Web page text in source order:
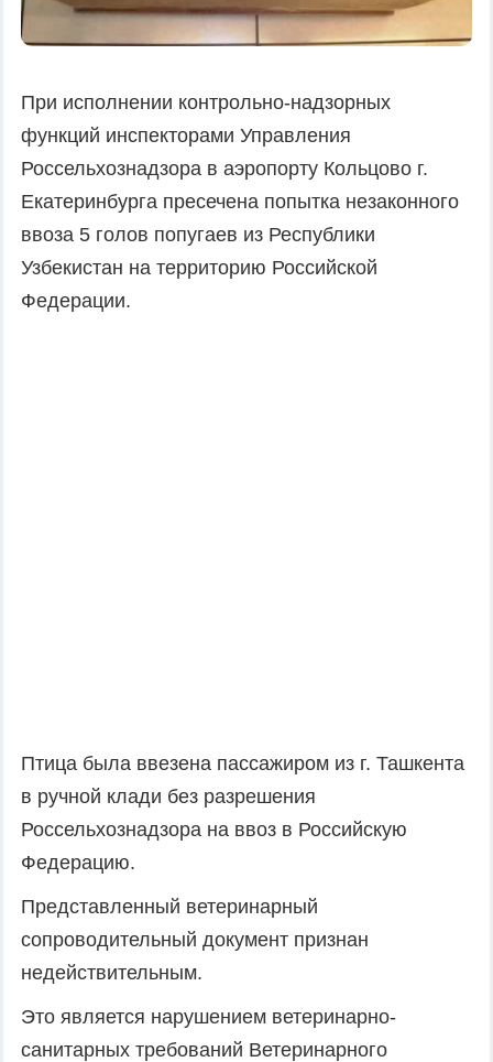
При исполнении контрольно-надзорных
функций инспекторами Управления
Россельхознадзора в аэропорту Кольцово г.
Екатеринбурга пресечена попытка незаконного
ввоза 5 голов попугаев из Республики
Узбекистан на территорию Российской
Федерации.
Птица была ввезена пассажиром из г. Ташкента
в ручной клади без разрешения
Россельхознадзора на ввоз в Российскую
Федерацию.
Представленный ветеринарный
сопроводительный документ признан
недействительным.
Это является нарушением ветеринарно-
санитарных требований Ветеринарного